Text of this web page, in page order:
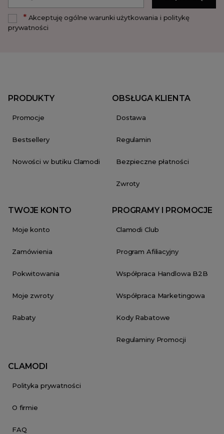
*Akceptuję ogólne warunki użytkowania i politykę
prywatności
PRODUKTY
Promocje
Bestsellery
Nowości w butiku Clamodi
OBSŁUGA KLIENTA
Dostawa
Regulamin
Bezpieczne płatności
Zwroty
TWOJE KONTO
Moje konto
Zamówienia
Pokwitowania
Moje zwroty
Rabaty
PROGRAMY I PROMOCJE
Clamodi Club
Program Afiliacyjny
Współpraca Handlowa B2B
Współpraca Marketingowa
Kody Rabatowe
Regulaminy Promocji
CLAMODI
Polityka prywatności
O firmie
FAQ